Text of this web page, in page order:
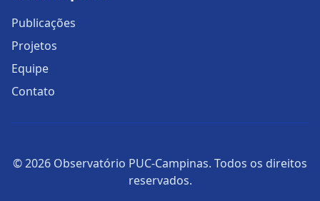
Publicações
Projetos
Equipe
Contato
© 2026 Observatório PUC-Campinas. Todos os direitos
reservados.